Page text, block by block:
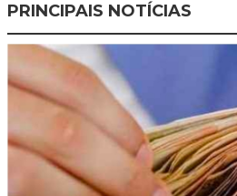
PRINCIPAIS NOTÍCIAS